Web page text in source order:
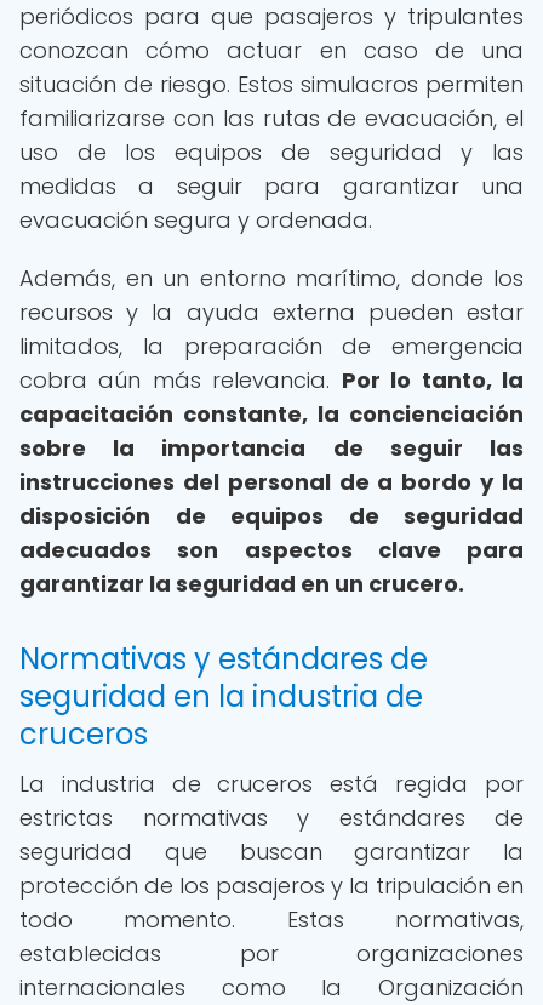
periódicos para que pasajeros y tripulantes
conozcan cómo actuar en caso de una
situación de riesgo. Estos simulacros permiten
familiarizarse con las rutas de evacuación, el
uso de los equipos de seguridad y las
medidas a seguir para garantizar una
evacuación segura y ordenada.
Además, en un entorno marítimo, donde los
recursos y la ayuda externa pueden estar
limitados, la preparación de emergencia
cobra aún más relevancia. Por lo tanto, la
capacitación constante, la concienciación
sobre la importancia de seguir las
instrucciones del personal de a bordo y la
disposición de equipos de seguridad
adecuados son aspectos clave para
garantizar la seguridad en un crucero.
Normativas y estándares de
seguridad en la industria de
cruceros
La industria de cruceros está regida por
estrictas normativas y estándares de
seguridad que buscan garantizar la
protección de los pasajeros y la tripulación en
todo momento. Estas normativas,
establecidas por organizaciones
internacionales como la Organización